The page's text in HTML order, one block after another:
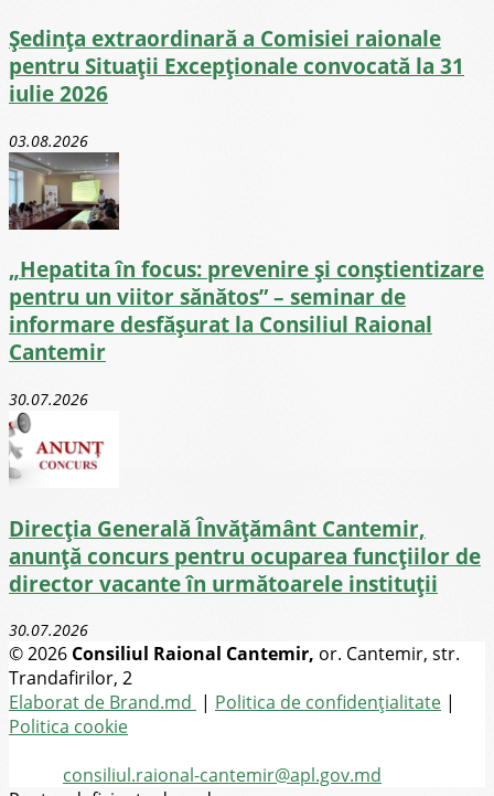
Ședința extraordinară a Comisiei raionale
pentru Situații Excepționale convocată la 31
iulie 2026
03.08.2026
„Hepatita în focus: prevenire și conștientizare
pentru un viitor sănătos” – seminar de
informare desfășurat la Consiliul Raional
Cantemir
30.07.2026
Direcţia Generală Învăţământ Cantemir,
anunță concurs pentru ocuparea funcţiilor de
director vacante în următoarele instituții
30.07.2026
© 2026 Consiliul Raional Cantemir, or. Cantemir, str.
Trandafirilor, 2
Elaborat de Brand.md | Politica de confidențialitate |
Politica cookie
consiliul.raional-cantemir@apl.gov.md